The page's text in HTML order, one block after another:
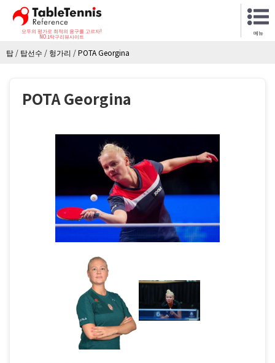
모두의 평가로 최적의 용구를 고르자!
NO.1탁구리뷰사이트
메뉴
탑 / 탑선수 / 헝가리 /POTA Georgina
POTA Georgina